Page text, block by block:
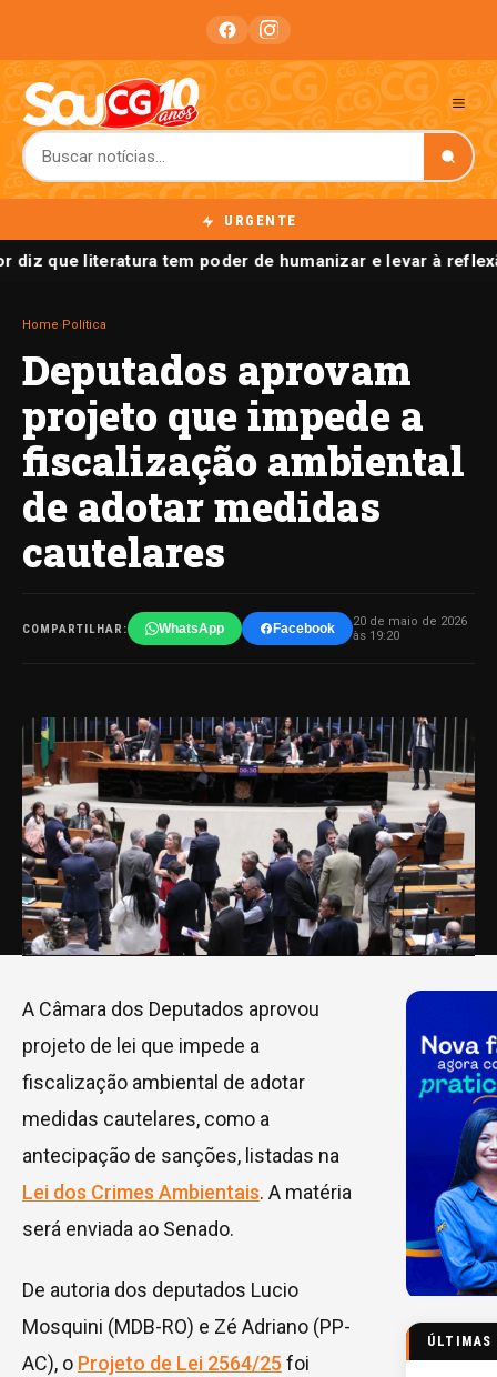
URGENTE
diz que literatura tem poder de humanizar e levar à
Home Política
Deputados aprovam
projeto que impede a
fiscalização ambiental
de adotar medidas
cautelares
COMPARTILHAR: WhatsApp Facebook
20 de maio de 2026
às 19:20
A Câmara dos Deputados aprovou
projeto de lei que impede a
fiscalização ambiental de adotar
medidas cautelares, como a
antecipação de sanções, listadas na
Lei dos Crimes Ambientais. A matéria
será enviada ao Senado.
De autoria dos deputados Lucio
Mosquini (MDB-RO) e Zé Adriano (PP-
AC), o Projeto de Lei 2564/25 foi